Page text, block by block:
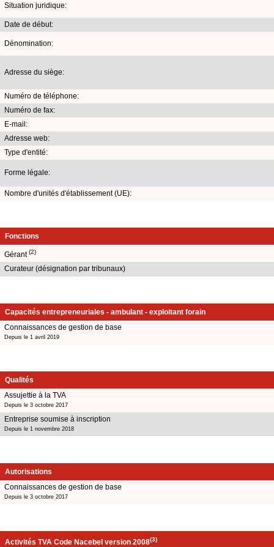
Situation juridique:
Date de début:
Dénomination:
Adresse du siège:
Numéro de téléphone:
Numéro de fax:
E-mail:
Adresse web:
Type d'entité:
Forme légale:
Nombre d'unités d'établissement (UE):
Fonctions
Gérant(2)
Curateur (désignation par tribunaux)
Capacités entrepreneuriales - ambulant - exploitant forain
Connaissances de gestion de base
Depuis le 1 avril 2019
Qualités
Assujettie à la TVA
Depuis le 3 octobre 2017
Entreprise soumise à inscription
Depuis le 1 novembre 2018
Autorisations
Connaissances de gestion de base
Depuis le 3 octobre 2017
Activités TVA Code Nacebel version 2008(3)